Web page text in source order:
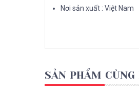
Nơi sản xuất : Việt Nam
SẢN PHẨM CÙNG